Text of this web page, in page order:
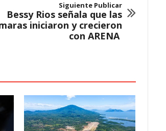
Siguiente Publicar
Bessy Rios señala que las
iniciaron y crecieron
con ARENA